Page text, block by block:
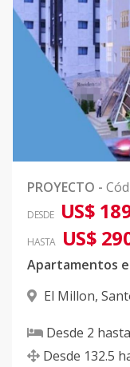
PROYECTO -
DESDE US$
HASTA US$
El Millon,
Desde 2 hasta
Desde 132.5